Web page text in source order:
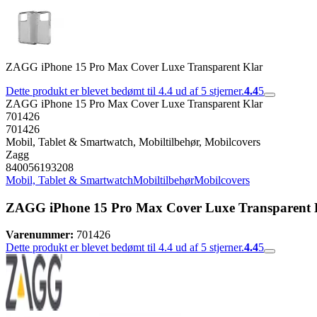
ZAGG iPhone 15 Pro Max Cover Luxe Transparent Klar
Dette produkt er blevet bedømt til 4.4 ud af 5 stjerner.4.45
ZAGG iPhone 15 Pro Max Cover Luxe Transparent Klar
701426
701426
Mobil, Tablet & Smartwatch, Mobiltilbehør, Mobilcovers
Zagg
840056193208
Mobil, Tablet & SmartwatchMobiltilbehørMobilcovers
ZAGG iPhone 15 Pro Max Cover Luxe Transparent
Varenummer: 701426
Dette produkt er blevet bedømt til 4.4 ud af 5 stjerner.4.45